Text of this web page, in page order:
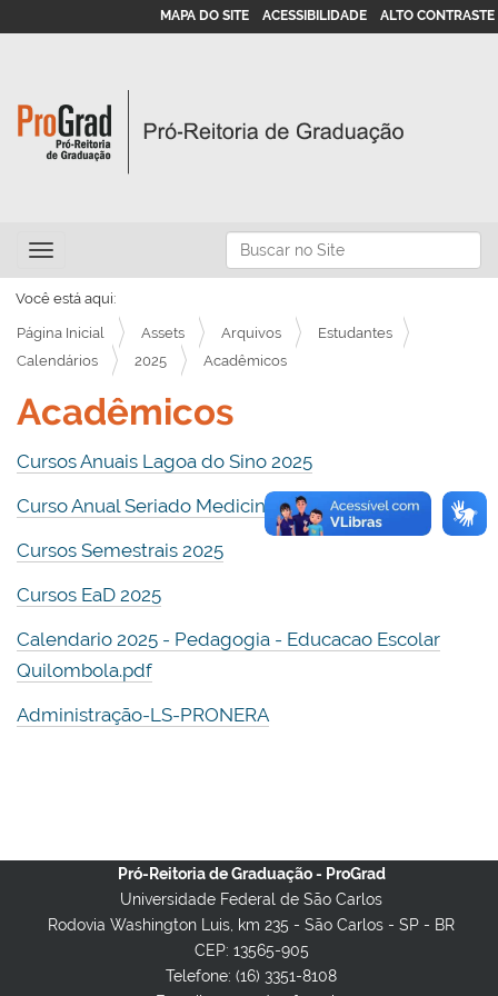
Busca
Busca Avançada…
MAPA DO SITE ACESSIBILIDADE ALTO CONTRASTE
Toggle navigation
Você está aqui:
Página Inicial Assets Arquivos
Estudantes
Calendários
2025 Acadêmicos
Acadêmicos
Cursos Anuais Lagoa do Sino 2025
Curso Anual Seriado Medicina 2025
Cursos Semestrais 2025
Cursos EaD 2025
Calendario 2025 - Pedagogia - Educacao Escolar
Quilombola.pdf
Administração-LS-PRONERA
Pró-Reitoria de Graduação - ProGrad
Universidade Federal de São Carlos
Rodovia Washington Luis, km 235 - São Carlos - SP - BR
CEP: 13565-905
Telefone: (16) 3351-8108